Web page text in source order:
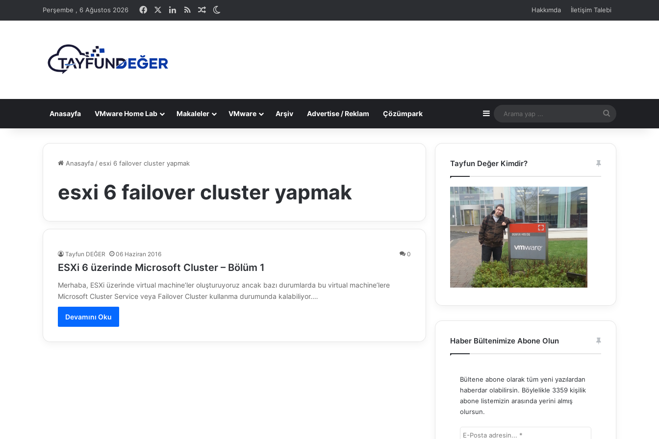
Perşembe , 6 Ağustos 2026 Facebook LinkedIn
RSS Rastgele Makale Hakkımda İletişim Talebi
Anasayfa VMware Home Lab Makaleler VMware Arşiv Advertise / Reklam Çözümpark Kenar Bölmesi
yap
Anasayfa /esxi 6 failover cluster yapmak
esxi 6 failover cluster yapmak
Tayfun DEĞER 06 Haziran 2016 0
ESXi 6 üzerinde Microsoft Cluster – Bölüm 1
Merhaba, ESXi üzerinde virtual machine’ler oluşturuyoruz ancak bazı durumlarda bu virtual machine’lere
Microsoft Cluster Service veya Failover Cluster kullanma durumunda kalabiliyor.…
Devamını Oku
Tayfun Değer Kimdir?
Haber Bültenimize Abone Olun
Bültene abone olarak tüm yeni yazılardan
haberdar olabilirsin. Böylelikle 3359 kişilik
abone listemizin arasında yerini almış
olursun.